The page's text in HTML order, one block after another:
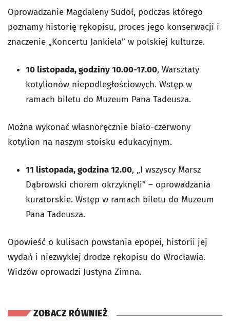
Oprowadzanie Magdaleny Sudoł, podczas którego
poznamy historię rękopisu, proces jego konserwacji i
znaczenie „Koncertu Jankiela” w polskiej kulturze.
10 listopada, godziny 10.00-17.00, Warsztaty
kotylionów niepodległościowych. Wstęp w
ramach biletu do Muzeum Pana Tadeusza.
Można wykonać własnoręcznie biało-czerwony
kotylion na naszym stoisku edukacyjnym.
11 listopada, godzina 12.00, „I wszyscy Marsz
Dąbrowski chorem okrzyknęli” – oprowadzania
kuratorskie. Wstęp w ramach biletu do Muzeum
Pana Tadeusza.
Opowieść o kulisach powstania epopei, historii jej
wydań i niezwykłej drodze rękopisu do Wrocławia.
Widzów oprowadzi Justyna Zimna.
ZOBACZ RÓWNIEŻ